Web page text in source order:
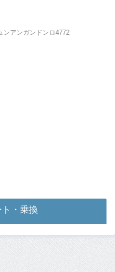
ンアンガンドンロ4772
ト・乗換